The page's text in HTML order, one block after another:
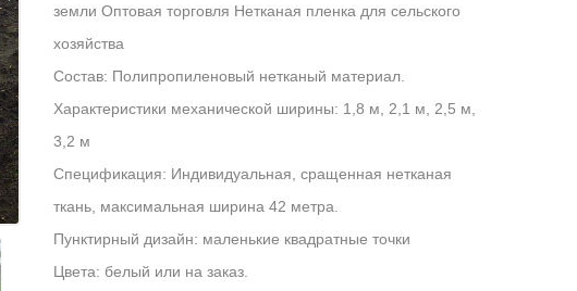
земли Оптовая торговля Нетканая пленка для сельского
хозяйства
Состав: Полипропиленовый нетканый материал.
Характеристики механической ширины: 1,8 м, 2,1 м, 2,5 м,
3,2 м
Спецификация: Индивидуальная, сращенная нетканая
ткань, максимальная ширина 42 метра.
Пунктирный дизайн: маленькие квадратные точки
Цвета: белый или на заказ.